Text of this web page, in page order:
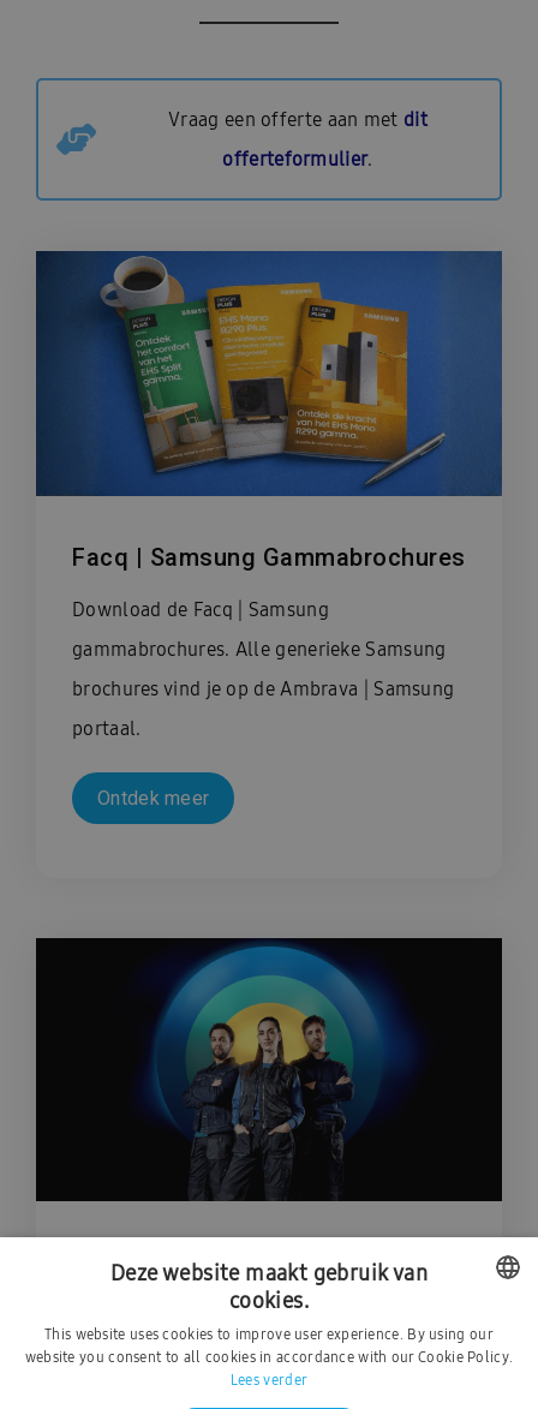
Vraag een offerte aan met dit
offerteformulier.
Facq | Samsung Gammabrochures
Download de Facq | Samsung
gammabrochures. Alle generieke Samsung
brochures vind je op de Ambrava | Samsung
portaal.
Ontdek meer
AMBRAVA | SAMSUNG portaal
Bezoek onze handige installateursportaal
voor meer info.
DUTCH
Deze website maakt gebruik van
cookies.
This website uses cookies to improve user experience. By using our
website you consent to all cookies in accordance with our Cookie Policy.
Lees verder